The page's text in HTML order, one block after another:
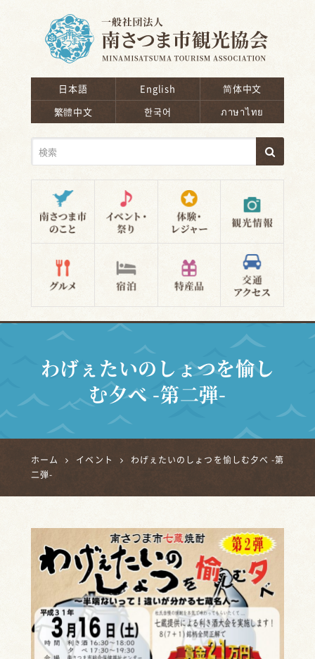
日本語 English
简体中文
繁體中文
한국어 ภาษาไทย
わげぇたいのしょつを愉し
む夕べ -第二弾-
ホーム イベント
わげぇたいのしょつを愉しむ夕べ -第
二弾-